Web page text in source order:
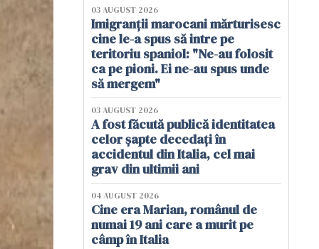
03 AUGUST 2026
Imigranții marocani mărturisesc
cine le-a spus să intre pe
teritoriu spaniol: "Ne-au folosit
ca pe pioni. Ei ne-au spus unde
să mergem"
03 AUGUST 2026
A fost făcută publică identitatea
celor șapte decedați în
accidentul din Italia, cel mai
grav din ultimii ani
04 AUGUST 2026
Cine era Marian, românul de
numai 19 ani care a murit pe
câmp în Italia